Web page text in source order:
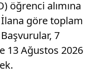
öğrenci alımına
göre toplam
7
13 Ağustos 2026